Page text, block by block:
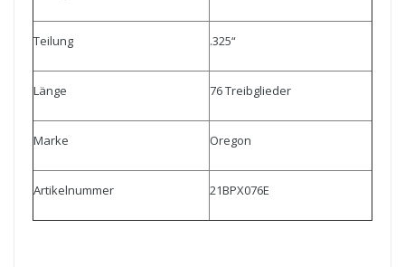
Teilung .325“
Länge 76 Treibglieder
Marke Oregon
Artikelnummer 21BPX076E